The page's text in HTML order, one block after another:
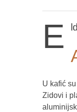
E
U kafić
Zidovi i